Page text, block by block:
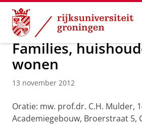
Skip
Content
Skip
Navigation
Over ons Actueel Nieuws
Families,
wonen
13 november 2012
Oratie: mw. prof.dr. C.H. Mulder,
Academiegebouw, Broerstraat 5,